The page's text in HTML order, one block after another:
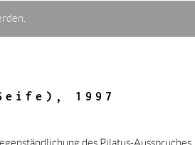
1997